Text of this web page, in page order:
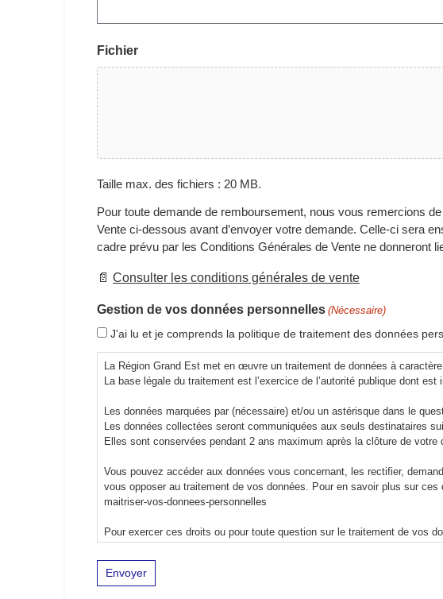
Fichier
Taille max. des fichiers : 20 MB.
Pour toute demande de remboursement, nous vous remercions
Vente ci-dessous avant d’envoyer votre demande. Celle-ci sera
cadre prévu par les Conditions Générales de Vente ne donneront
📄 Consulter les conditions générales de vente
Gestion de vos données personnelles (Nécessaire)
J'ai lu et je comprends la politique de traitement des données
La Région Grand Est met en œuvre un traitement de données à
La base légale du traitement est l’exercice de l’autorité publique dont
Les données marquées par (nécessaire) et/ou un astérisque dans le
Les données collectées seront communiquées aux seuls destinataires
Elles sont conservées pendant 2 ans maximum après la clôture de votre
Vous pouvez accéder aux données vous concernant, les rectifier,
vous opposer au traitement de vos données. Pour en savoir plus sur
maitriser-vos-donnees-personnelles
Pour exercer ces droits ou pour toute question sur le traitement de vos